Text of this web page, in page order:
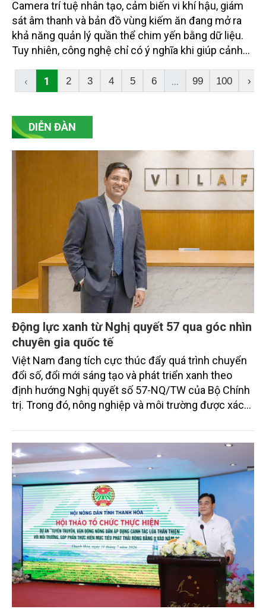
Camera trí tuệ nhân tạo, cảm biến vi khí hậu, giám
sát âm thanh và bản đồ vùng kiếm ăn đang mở ra
khả năng quản lý quần thể chim yến bằng dữ liệu.
Tuy nhiên, công nghệ chỉ có ý nghĩa khi giúp cảnh
được thông tin từ nơi khai thác đến khâu truy xuất
nguồn gốc.
‹ 1 2 3 4 5 6 ... 99 100 ›
DIỄN ĐÀN
Động lực xanh từ Nghị quyết 57 qua góc nhìn
chuyên gia quốc tế
Việt Nam đang tích cực thúc đẩy quá trình chuyển
đổi số, đổi mới sáng tạo và phát triển xanh theo
định hướng Nghị quyết số 57-NQ/TW của Bộ Chính
trị. Trong đó, nông nghiệp và môi trường được xác
sắc bởi các tiến bộ công nghệ và cam kết bền vững
toàn cầu, đặc biệt là mục tiêu đưa phát thải ròng
bằng 0 (Net-Zero) vào năm 2050.